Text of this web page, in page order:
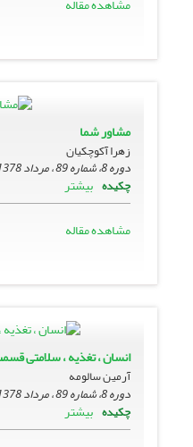
مشاور شما
زهرا آکوچکیان
دوره 8، شماره 89 ، مرداد 1378
چکیده بیشتر
مشاهده مقاله
انسان ، تغذیه ، سلامتى
آرمین سالومه
دوره 8، شماره 89 ، مرداد 1378
چکیده بیشتر